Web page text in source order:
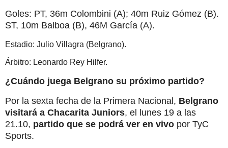
Goles: PT, 36m Colombini (A); 40m Ruiz Gómez (B).
ST, 10m Balboa (B), 46M García (A).
Estadio: Julio Villagra (Belgrano).
Árbitro: Leonardo Rey Hilfer.
¿Cuándo juega Belgrano su próximo partido?
Por la sexta fecha de la Primera Nacional, Belgrano
visitará a Chacarita Juniors, el lunes 19 a las
21.10, partido que se podrá ver en vivo por TyC
Sports.